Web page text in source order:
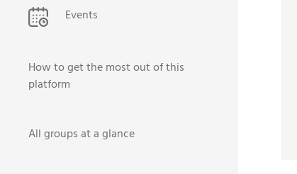
Events
How to get the most out of this
platform
All groups at a glance